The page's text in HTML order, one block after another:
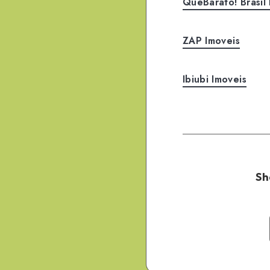
ZAP Imoveis
Ibiubi Imoveis